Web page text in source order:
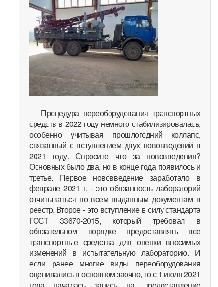
Процедура переоборудования транспортных
средств в 2022 году немного стабилизировалась,
особенно учитывая прошлогодний коллапс,
связанный с вступлением двух нововведений в
2021 году. Спросите что за нововведения?
Основных было два, но в конце года появилось и
третье. Первое нововведение заработало в
феврале 2021 г. - это обязанность лабораторий
отчитываться по всем выданным документам в
реестр. Второе - это вступление в силу стандарта
ГОСТ 33670-2015, который требовал в
обязательном порядке предоставлять все
транспортные средства для оценки вносимых
изменений в испытательную лабораторию. И
если ранее многие виды переоборудования
оценивались в основном заочно, то с 1 июля 2021